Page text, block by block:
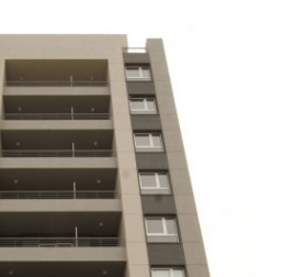
San Jerónimo 61
Entregado